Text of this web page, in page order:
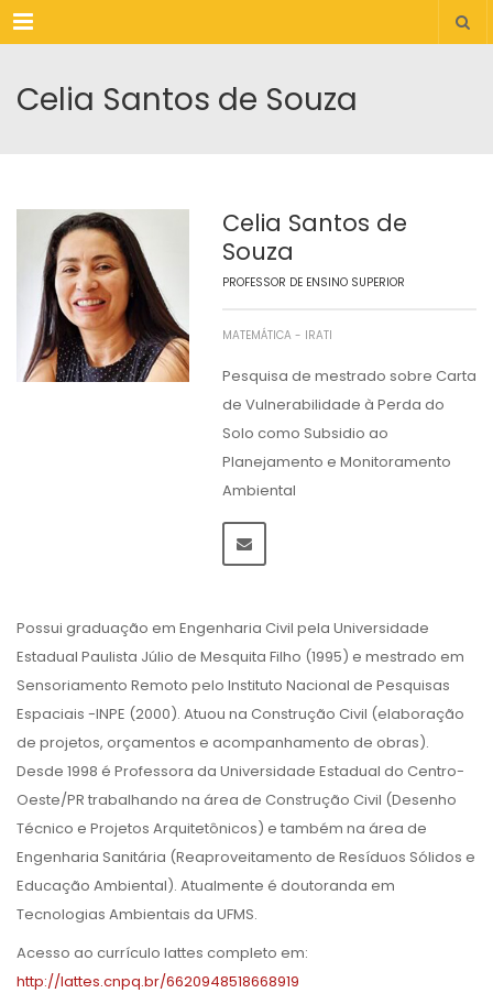
Menu
Celia Santos de Souza
Celia Santos de
Souza
PROFESSOR DE ENSINO SUPERIOR
MATEMÁTICA - IRATI
Pesquisa de mestrado sobre Carta
de Vulnerabilidade à Perda do
Solo como Subsidio ao
Planejamento e Monitoramento
Ambiental
Possui graduação em Engenharia Civil pela Universidade
Estadual Paulista Júlio de Mesquita Filho (1995) e mestrado em
Sensoriamento Remoto pelo Instituto Nacional de Pesquisas
Espaciais -INPE (2000). Atuou na Construção Civil (elaboração
de projetos, orçamentos e acompanhamento de obras).
Desde 1998 é Professora da Universidade Estadual do Centro-
Oeste/PR trabalhando na área de Construção Civil (Desenho
Técnico e Projetos Arquitetônicos) e também na área de
Engenharia Sanitária (Reaproveitamento de Resíduos Sólidos e
Educação Ambiental). Atualmente é doutoranda em
Tecnologias Ambientais da UFMS.
Acesso ao currículo lattes completo em:
http://lattes.cnpq.br/6620948518668919